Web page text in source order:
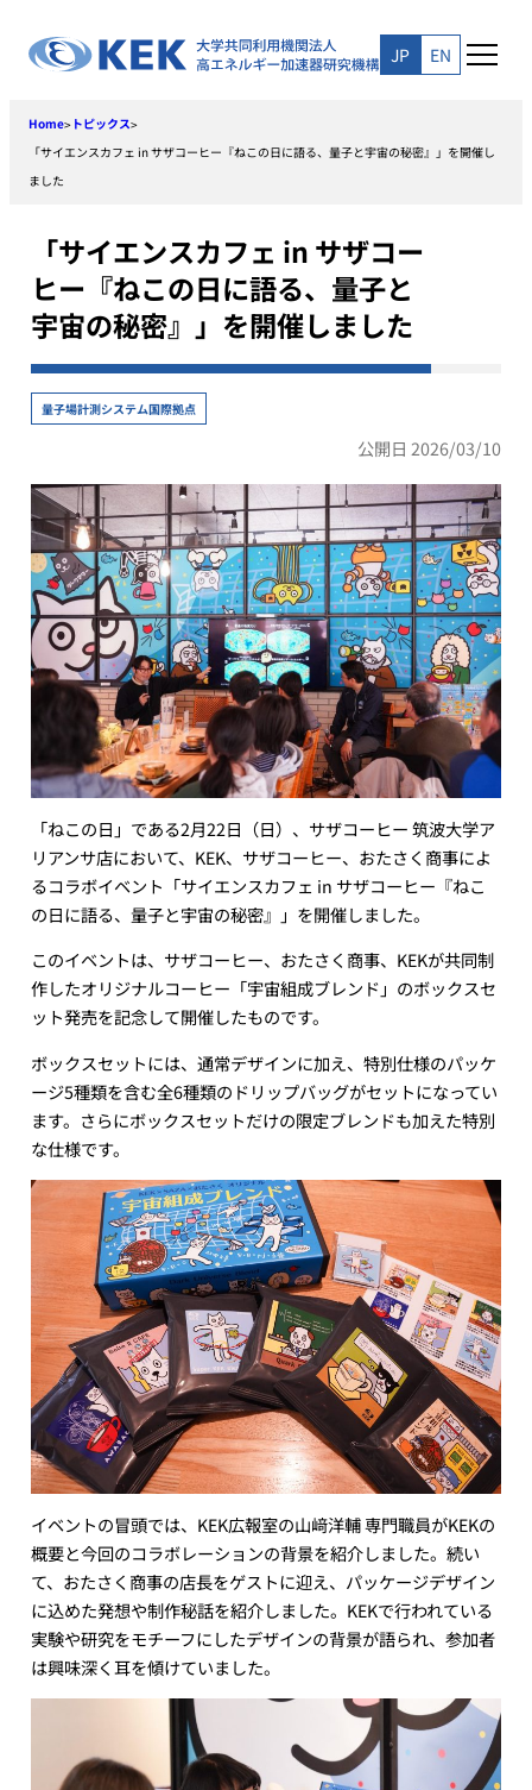
content
JP EN
Home> トピックス>
「サイエンスカフェ in サザコーヒー『ねこの日に語る、量子と宇宙の秘密』」を開催し
ました
「サイエンスカフェ in サザコー
ヒー『ねこの日に語る、量子と
宇宙の秘密』」を開催しました
量子場計測システム国際拠点
公開日 2026/03/10
「ねこの日」である2月22日（日）、サザコーヒー 筑波大学ア
リアンサ店において、KEK、サザコーヒー、おたさく商事によ
るコラボイベント「サイエンスカフェ in サザコーヒー『ねこ
の日に語る、量子と宇宙の秘密』」を開催しました。
このイベントは、サザコーヒー、おたさく商事、KEKが共同制
作したオリジナルコーヒー「宇宙組成ブレンド」のボックスセ
ット発売を記念して開催したものです。
ボックスセットには、通常デザインに加え、特別仕様のパッケ
ージ5種類を含む全6種類のドリップバッグがセットになってい
ます。さらにボックスセットだけの限定ブレンドも加えた特別
な仕様です。
イベントの冒頭では、KEK広報室の山﨑洋輔 専門職員がKEKの
概要と今回のコラボレーションの背景を紹介しました。続い
て、おたさく商事の店長をゲストに迎え、パッケージデザイン
に込めた発想や制作秘話を紹介しました。KEKで行われている
実験や研究をモチーフにしたデザインの背景が語られ、参加者
は興味深く耳を傾けていました。